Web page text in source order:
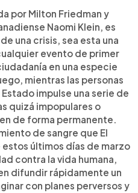
por Milton Friedman y
Naomi Klein, es
una crisis, sea esta una
evento de primer
en una especie
mientras las personas
impulse una serie de
quizá impopulares o
de forma permanente.
de sangre que El
últimos días de marzo
contra la vida humana,
difundir rápidamente un
con planes perversos y